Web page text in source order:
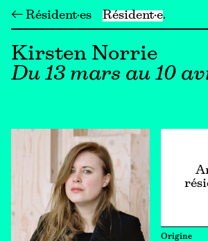
← Résident·es Résident·e
Kirsten Norrie
Du 13 mars au 10
Origine